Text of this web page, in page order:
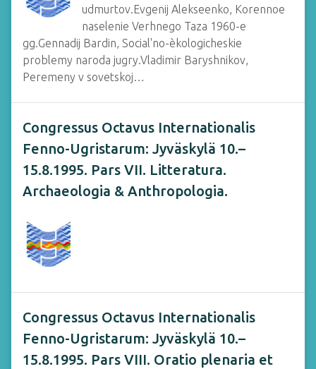
udmurtov.Evgenij Alekseenko, Korennoe
naselenie Verhnego Taza 1960-e
gg.Gennadij Bardin, Social'no-èkologicheskie
problemy naroda jugry.Vladimir Baryshnikov,
Peremeny v sovetskoj…
Congressus Octavus Internationalis
Fenno-Ugristarum: Jyväskylä 10.–
15.8.1995. Pars VII. Litteratura.
Archaeologia & Anthropologia.
Congressus Octavus Internationalis
Fenno-Ugristarum: Jyväskylä 10.–
15.8.1995. Pars VIII. Oratio plenaria et